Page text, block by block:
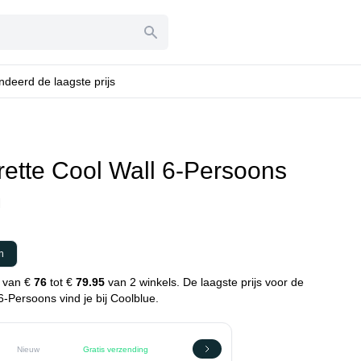
de laagste prijs
Cool Wall 6-Persoons
van € 76 tot € 79.95 van 2 winkels. De laagste prijs voor de
Persoons vind je bij Coolblue.
Nieuw Gratis verzending